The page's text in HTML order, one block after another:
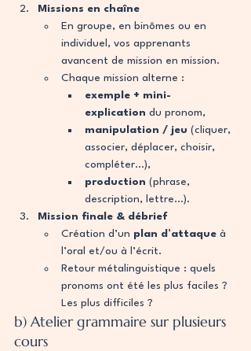
Missions en chaîne
En groupe, en binômes ou en
individuel, vos apprenants
avancent de mission en mission.
Chaque mission alterne :
exemple + mini-
explication du pronom,
manipulation / jeu (cliquer,
associer, déplacer, choisir,
compléter…),
production (phrase,
description, lettre…).
Mission finale & débrief
Création d’un plan d’attaque à
l’oral et/ou à l’écrit.
Retour métalinguistique : quels
pronoms ont été les plus faciles ?
Les plus difficiles ?
b) Atelier grammaire sur plusieurs
cours